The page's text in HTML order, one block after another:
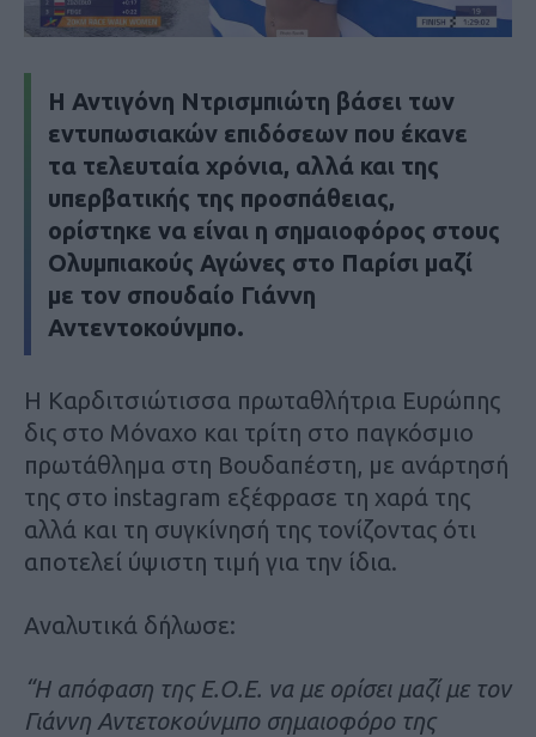
Η Αντιγόνη Ντρισμπιώτη βάσει των
εντυπωσιακών επιδόσεων που έκανε
τα τελευταία χρόνια, αλλά και της
υπερβατικής της προσπάθειας,
ορίστηκε να είναι η σημαιοφόρος στους
Ολυμπιακούς Αγώνες στο Παρίσι μαζί
με τον σπουδαίο Γιάννη
Αντεντοκούνμπο.
Η Καρδιτσιώτισσα πρωταθλήτρια Ευρώπης
δις στο Μόναχο και τρίτη στο παγκόσμιο
πρωτάθλημα στη Βουδαπέστη, με ανάρτησή
της στο instagram εξέφρασε τη χαρά της
αλλά και τη συγκίνησή της τονίζοντας ότι
αποτελεί ύψιστη τιμή για την ίδια.
Αναλυτικά δήλωσε:
“Η απόφαση της Ε.Ο.Ε. να με ορίσει μαζί με τον
Γιάννη Αντετοκούνμπο σημαιοφόρο της